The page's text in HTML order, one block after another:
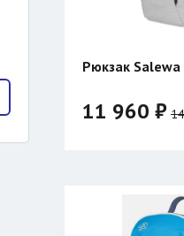
Рюкзак Salewa
11 960 ₽